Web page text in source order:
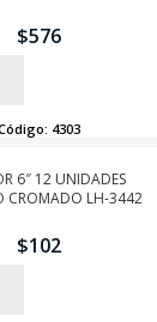
$576
4303
6″ 12 UNIDADES
CROMADO LH-3442
$102